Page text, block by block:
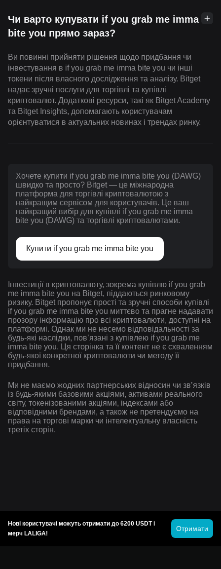
Чи варто купувати if you grab me imma
bite you прямо зараз?
Ви повинні прийняти рішення щодо придбання чи
інвестування в if you grab me imma bite you чи інші
токени після власного дослідження та аналізу. Bitget
надає зручні послуги для торгівлі та купівлі
криптовалют. Додаткові ресурси, такі як Bitget Academy
та Bitget Insights, допомагають користувачам
орієнтуватися в актуальних новинах і трендах ринку.
Хочете купити if you grab me imma bite you (DAWG)
швидко та просто? Bitget — це міжнародна
платформа для торгівлі криптовалютою з
найкращим сервісом для користувачів. Це ваш
найкращий вибір для купівлі if you grab me imma
bite you (DAWG) та торгівлі криптовалютами.
Купити if you grab me imma bite you
Інвестиції в криптовалюту, зокрема купівлю if you grab
me imma bite you на Bitget, піддаються ринковому
ризику. Bitget пропонує прості та зручні способи купівлі
if you grab me imma bite you миттєво та прагне надавати
прозору інформацію про всі криптовалюти, доступні на
платформі. Однак ми не несемо відповідальності за
будь-які наслідки, повʼязані з купівлею if you grab me
imma bite you. Ця сторінка та її контент не є схваленням
будь-якої конкретної криптовалюти чи методу її
придбання.
Ми не маємо жодних партнерських відносин чи зв’язків
із будь-якими базовими акціями, активами реального
світу, токенізованими акціями, індексами або
відповідними брендами, а також не претендуємо на
права на торгові марки чи інтелектуальну власність
третіх сторін.
Нові користувачі можуть отримати до 6200 USDT і
мерч LALIGA!
Отримати